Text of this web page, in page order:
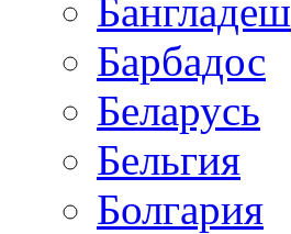
Бангладеш
Барбадос
Беларусь
Бельгия
Болгария